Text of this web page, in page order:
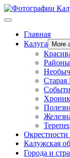
Главная
Калуга
More
Старая
Окрестности
Калужская
Города и